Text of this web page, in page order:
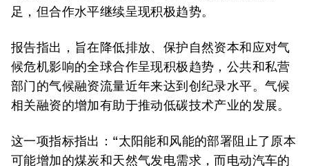
足，但合作水平继续呈现积极趋势。
报告指出，旨在降低排放、保护自然资本和应对气
候危机影响的全球合作呈现积极趋势，公共和私营
部门的气候融资流量近年来达到创纪录水平。气候
相关融资的增加有助于推动低碳技术产业的发展。
这一项指标指出：“太阳能和风能的部署阻止了原本
可能增加的煤炭和天然气发电需求，而电动汽车的